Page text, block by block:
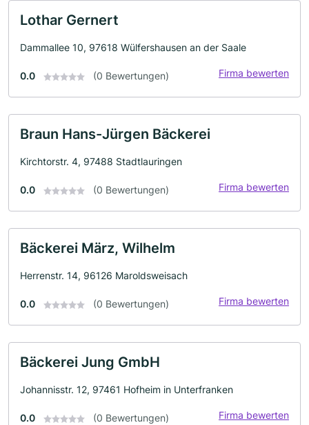
Lothar Gernert
Dammallee 10, 97618 Wülfershausen an der Saale
0.0 (0 Bewertungen) Firma bewerten
Braun Hans-Jürgen Bäckerei
Kirchtorstr. 4, 97488 Stadtlauringen
0.0 (0 Bewertungen) Firma bewerten
Bäckerei März, Wilhelm
Herrenstr. 14, 96126 Maroldsweisach
0.0 (0 Bewertungen) Firma bewerten
Bäckerei Jung GmbH
Johannisstr. 12, 97461 Hofheim in Unterfranken
0.0 (0 Bewertungen) Firma bewerten